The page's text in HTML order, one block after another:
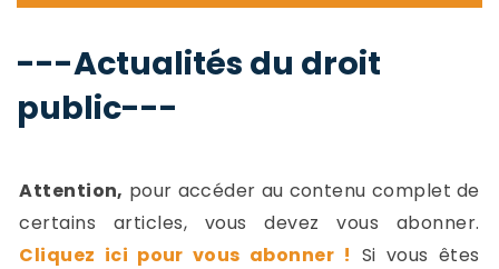
Droit pénal---
Droit privé ---
Abonnement aux actualités
---Actualités du droit
public---
Attention, pour accéder au contenu complet de
certains articles, vous devez vous abonner.
Cliquez ici pour vous abonner ! Si vous êtes